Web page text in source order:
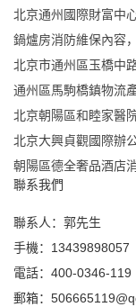
北京通州國際財富中
鍋爐房消防維保內容
北京市通州區玉橋中
通州區馬駒橋鎮物流
北京朝陽區和睦家醫
北京大興貞觀國際辦
朝陽區德全奢品酒店
聯系我們
聯系人：郭先生
手機：13439898057
電話：400-0346-119
郵箱：